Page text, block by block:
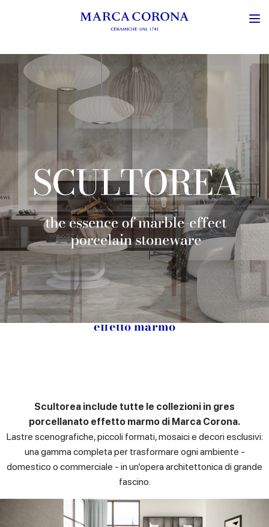
Clip evocativa della collezione Arkigem: immagini suggestive
Scultorea: l’anima del gres porcellanato
effetto marmo
Scultorea include tutte le collezioni in gres
porcellanato effetto marmo di Marca Corona.
Lastre scenografiche, piccoli formati, mosaici e decori esclusivi:
una gamma completa per trasformare ogni ambiente -
domestico o commerciale - in un’opera architettonica di grande
fascino.